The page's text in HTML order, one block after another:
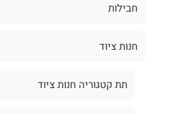
חבילות
חנות ציוד
תת קטגוריה חנות ציוד